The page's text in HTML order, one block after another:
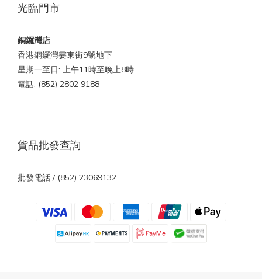
光臨門市
銅鑼灣店
香港銅鑼灣霎東街9號地下
星期一至日: 上午11時至晚上8時
電話: (852) 2802 9188
貨品批發查詢
批發電話 / (852) 23069132